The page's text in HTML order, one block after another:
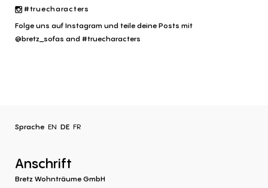
#truecharacters
Folge uns auf Instagram und teile deine Posts mit
@bretz_sofas and #truecharacters
Sprache EN DE FR
Anschrift
Bretz Wohnträume GmbH